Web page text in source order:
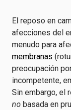
El reposo en
afecciones del
menudo para
membranas
preocupación
incompetente,
Sin embargo, el
no basada en